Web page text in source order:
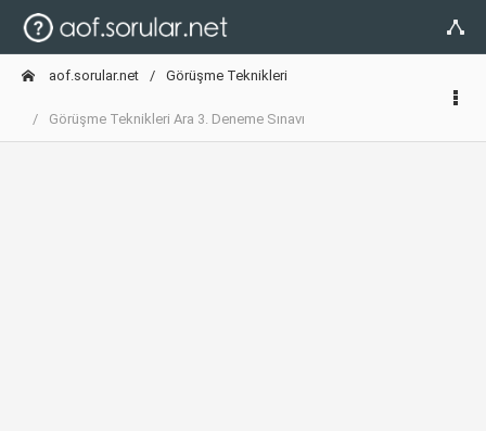
aof.sorular.net Görüşme Teknikleri
Görüşme Teknikleri Ara 3. Deneme Sınavı